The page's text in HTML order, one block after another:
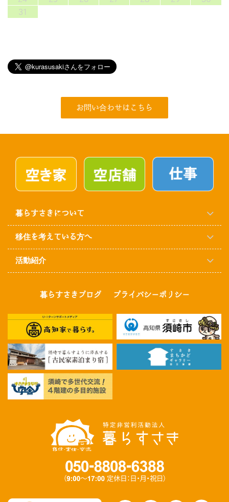
31
お問い合わせはこちら
暮らすさきについて
移住を考えている方へ
活動紹介
暮らすさきブログ プライバシーポリシー